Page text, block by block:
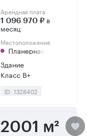
Арендная плата
1 096 970 ₽в
месяц
Местоположение
Планерная
Здание
Класс B+
ID: 1328402
2001 м²